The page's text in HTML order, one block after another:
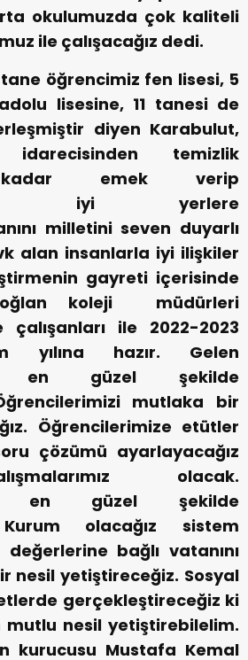
okulumuzda çok kaliteli
ile çalışacağız dedi.
tane öğrencimiz fen lisesi, 5
lisesine, 11 tanesi de
diyen Karabulut,
idarecisinden temizlik
kadar emek verip
iyi yerlere
milletini seven duyarlı
alan insanlarla iyi ilişkiler
gayreti içerisinde
koleji müdürleri
ile 2022-2023
yılına hazır. Gelen
en güzel şekilde
mutlaka bir
Öğrencilerimize etütler
çözümü ayarlayacağız
olacak.
en güzel şekilde
olacağız sistem
bağlı vatanını
nesil yetiştireceğiz. Sosyal
gerçekleştireceğiz ki
mutlu nesil yetiştirebilelim.
kurucusu Mustafa Kemal